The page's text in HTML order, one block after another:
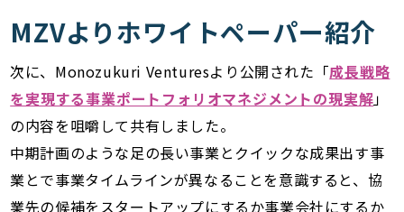
MZVよりホワイトペーパー紹介
次に、Monozukuri Venturesより公開された「成長戦略
を実現する事業ポートフォリオマネジメントの現実解」
の内容を咀嚼して共有しました。
中期計画のような足の長い事業とクイックな成果出す事
業とで事業タイムラインが異なることを意識すると、協
業先の候補をスタートアップにするか事業会社にするか